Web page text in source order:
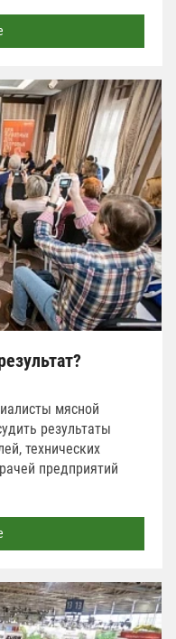
мясной
результаты
технических
предприятий